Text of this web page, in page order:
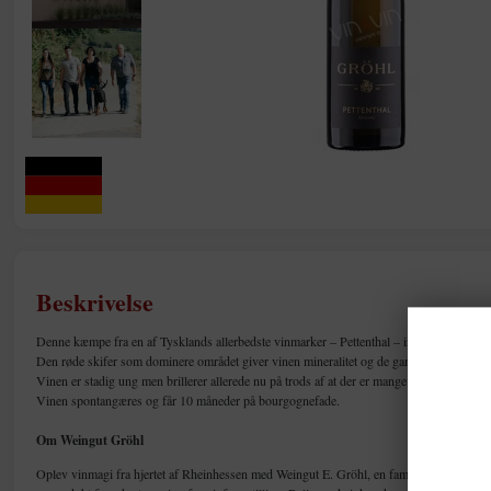
Beskrivelse
Denne kæmpe fra en af Tysklands allerbedste vinmarker – Pettenthal – imponerer med
Den røde skifer som dominere området giver vinen mineralitet og de gamle stokke
Vinen er stadig ung men brillerer allerede nu på trods af at der er mange års
Vinen spontangæres og får 10 måneder på bourgognefade.
Om Weingut Gröhl
Oplev vinmagi fra hjertet af Rheinhessen med Weingut E. Gröhl, en familiedrevet